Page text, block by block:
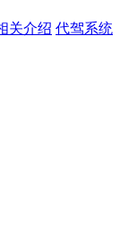
关介绍 代驾系统